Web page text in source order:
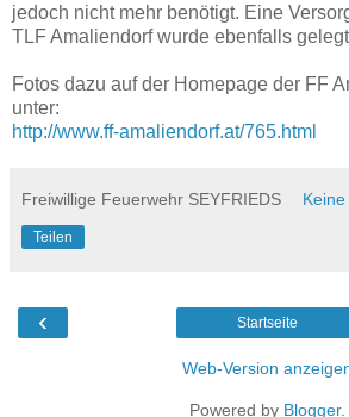
jedoch nicht mehr benötigt. Eine
TLF Amaliendorf wurde ebenfalls
Fotos dazu auf der Homepage der FF
unter:
http://www.ff-amaliendorf.at/765.html
Freiwillige Feuerwehr SEYFRIEDS
Teilen
‹ Startseite
Web-Version
Powered by Blogger.